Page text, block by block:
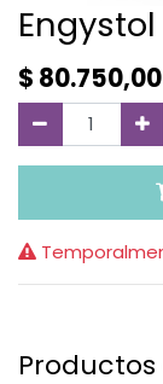
$ 80.750,00